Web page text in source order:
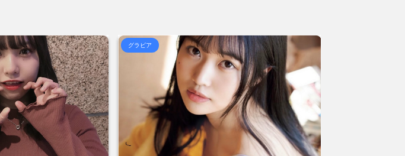
合) NEW! (8/8 02:13)
『シュタインズ・ゲート リブート』鳳凰院凶真が存在しないγ（... / 5chまとめMAP(総
合) NEW! (8/8 01:49)
海外「日本よ、お前がナンバーワンだ」 熊本地震直後の日本の対... / にゅーすなう！ まと
めアンテナ
(7/30 22:36)
【画像】おまえらこういう地雷系の女子高生って好きじゃないの？ / にゅーすなう！ まと
めアンテナ (7/30 22:26)
【為替相場】為替介入により一時1ドル157円台 しかし戻しも... / にゅーすなう！ まとめ
アンテナ
(7/30 22:16)
勇気を出して白人美女にチン凸したアジア人短小男♂、爆笑されて... / にゅーすなう！ ま
とめアンテナ
(7/30 22:06)
海外「日本よ、お前がナンバーワンだ」 熊本地震直後の日本の対... / にゅーすなう！ まと
グラビア